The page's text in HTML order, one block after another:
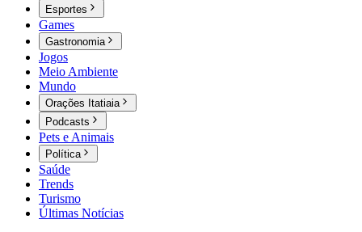
Esportes
Games
Gastronomia
Jogos
Meio Ambiente
Mundo
Orações Itatiaia
Podcasts
Pets e Animais
Política
Saúde
Trends
Turismo
Últimas Notícias